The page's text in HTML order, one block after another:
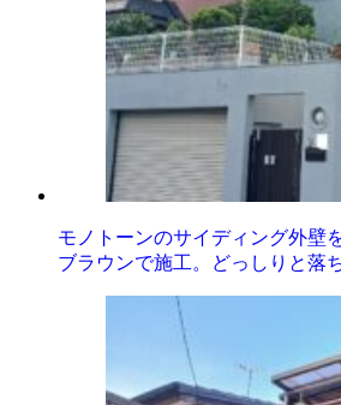
モノトーンのサイディング外壁
ブラウンで施工。どっしりと落